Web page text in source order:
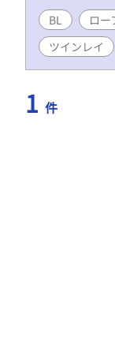
BL ロー
ツインレイ
1 件